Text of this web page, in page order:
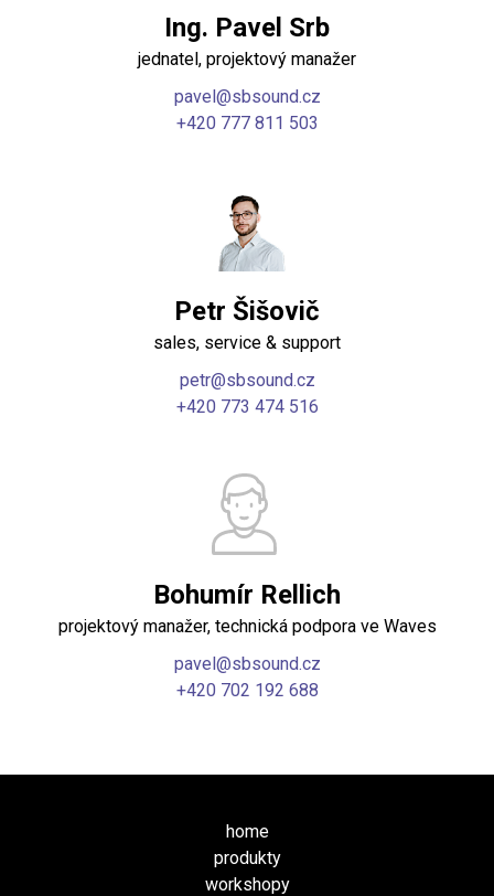
Ing. Pavel Srb
jednatel, projektový manažer
pavel@sbsound.cz
+420 777 811 503
Petr Šišovič
sales, service & support
petr@sbsound.cz
+420 773 474 516
Bohumír Rellich
projektový manažer, technická podpora ve Waves
pavel@sbsound.cz
+420 702 192 688
home
produkty
workshopy